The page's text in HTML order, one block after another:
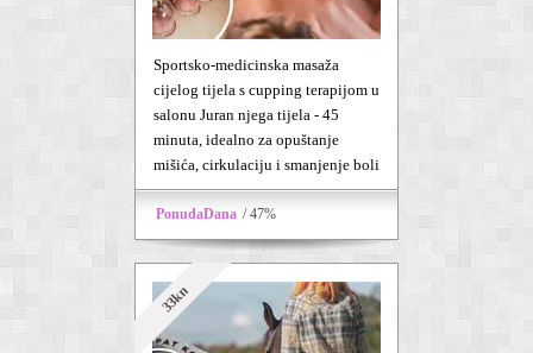
Sportsko-medicinska masaža
cijelog tijela s cupping terapijom u
salonu Juran njega tijela - 45
minuta, idealno za opuštanje
mišića, cirkulaciju i smanjenje boli
PonudaDana / 47%
33kn